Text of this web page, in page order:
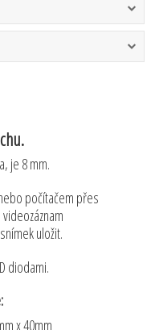
je 8 mm.
počítačem přes
uložit.
diodami.
x 40mm